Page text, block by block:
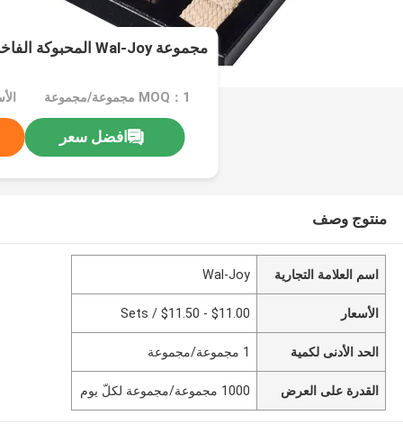
مجموعة Wal-Joy المحبوكة الفاخرة في الهواء الطلق
MOQ：1 مجموعة/مجموعة
افضل سعر
منتوج وصف
اسم العلامة التجارية Wal-Joy
الأسعار $11.00 - $11.50 / Sets
الحد الأدنى لكمية 1 مجموعة/مجموعة
القدرة على العرض 1000 مجموعة/مجموعة لكلّ يوم